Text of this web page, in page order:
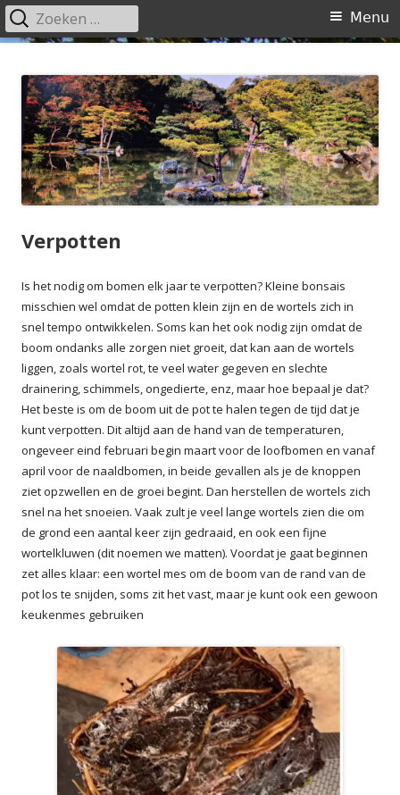
naar
inhoud
Primair
Menu
Zoeken
naar:
Verpotten
Is het nodig om bomen elk jaar te verpotten? Kleine bonsais
misschien wel omdat de potten klein zijn en de wortels zich in
snel tempo ontwikkelen. Soms kan het ook nodig zijn omdat de
boom ondanks alle zorgen niet groeit, dat kan aan de wortels
liggen, zoals wortel rot, te veel water gegeven en slechte
drainering, schimmels, ongedierte, enz, maar hoe bepaal je dat?
Het beste is om de boom uit de pot te halen tegen de tijd dat je
kunt verpotten. Dit altijd aan de hand van de temperaturen,
ongeveer eind februari begin maart voor de loofbomen en vanaf
april voor de naaldbomen, in beide gevallen als je de knoppen
ziet opzwellen en de groei begint. Dan herstellen de wortels zich
snel na het snoeien. Vaak zult je veel lange wortels zien die om
de grond een aantal keer zijn gedraaid, en ook een fijne
wortelkluwen (dit noemen we matten). Voordat je gaat beginnen
zet alles klaar: een wortel mes om de boom van de rand van de
pot los te snijden, soms zit het vast, maar je kunt ook een gewoon
keukenmes gebruiken